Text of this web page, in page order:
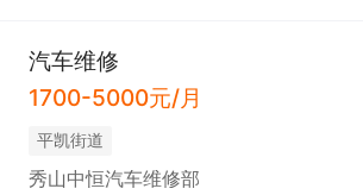
汽车维修
1700-5000元/月
平凯街道
秀山中恒汽车维修部